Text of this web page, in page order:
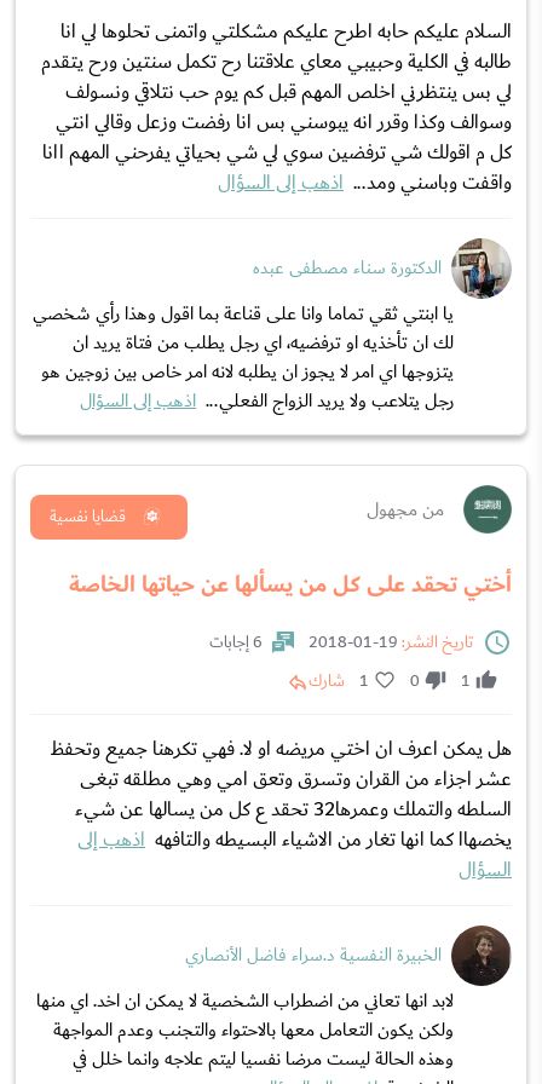
السلام عليكم حابه اطرح عليكم مشكلتي واتمنى تحلوها لي انا
طالبه في الكلية وحبيبي معاي علاقتنا رح تكمل سنتين ورح يتقدم
لي بس ينتظرني اخلص المهم قبل كم يوم حب نتلاقي ونسولف
وسوالف وكذا وقرر انه يبوسني بس انا رفضت وزعل وقالي انتي
كل م اقولك شي ترفضين سوي لي شي بحياتي يفرحني المهم اانا
واقفت وباسني ومد... اذهب إلى السؤال
الدكتورة سناء مصطفى عبده
يا ابنتي ثقي تماما وانا على قناعة بما اقول وهذا رأي شخصي
لك ان تأخذيه او ترفضيه، اي رجل يطلب من فتاة يريد ان
يتزوجها اي امر لا يجوز ان يطلبه لانه امر خاص بين زوجين هو
رجل يتلاعب ولا يريد الزواج الفعلي... اذهب إلى السؤال
من مجهول
أختي تحقد على كل من يسألها عن حياتها الخاصة
قضايا نفسية
تاريخ النشر:
6 إجابات
1
0
1 شارك
هل يمكن اعرف ان اختي مريضه او لا. فهي تكرهنا جميع وتحفظ
عشر اجزاء من القران وتسرق وتعق امي وهي مطلقه تبغى
السلطه والتملك وعمرها32 تحقد ع كل من يسالها عن شيء
يخصهاا كما انها تغار من الاشياء البسيطه والتافهه اذهب إلى
السؤال
الخبيرة النفسية د.سراء فاضل الأنصاري
لابد انها تعاني من اضطراب الشخصية لا يمكن ان اخد. اي منها
ولكن يكون التعامل معها بالاحتواء والتجنب وعدم المواجهة
وهذه الحالة ليست مرضا نفسيا ليتم علاجه وانما خلل في